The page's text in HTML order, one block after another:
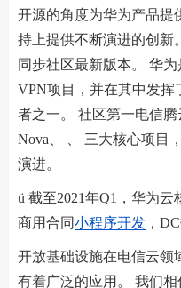
开源的角度为华为产品提
持上提供不断演进的创新
同步社区最新版本。 华
VPN项目，并在其中发挥
者之一。 社区第一电信腾
Nova、 、 三大核心项目
演进。
ü 截至2021年Q1，华为
商用合同小程序开发 ，
开放基础设施在电信云领
有着广泛的应用。 我们